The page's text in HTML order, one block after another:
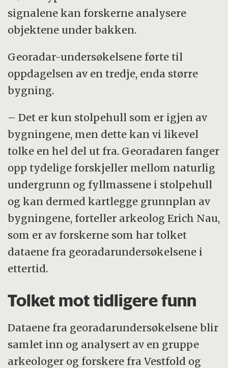
signalene kan forskerne analysere
objektene under bakken.
Georadar-undersøkelsene førte til
oppdagelsen av en tredje, enda større
bygning.
– Det er kun stolpehull som er igjen av
bygningene, men dette kan vi likevel
tolke en hel del ut fra. Georadaren fanger
opp tydelige forskjeller mellom naturlig
undergrunn og fyllmassene i stolpehull
og kan dermed kartlegge grunnplan av
bygningene, forteller arkeolog Erich Nau,
som er av forskerne som har tolket
dataene fra georadarundersøkelsene i
ettertid.
Tolket mot tidligere funn
Dataene fra georadarundersøkelsene blir
samlet inn og analysert av en gruppe
arkeologer og forskere fra Vestfold og